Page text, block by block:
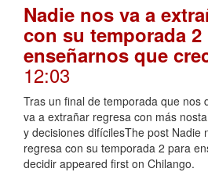
Nadie nos va a
con su temporada 2
enseñarnos que
12:03
Tras un final de temporada que nos
va a extrañar regresa con más
y decisiones difícilesThe post Nadie
regresa con su temporada 2 para
decidir appeared first on Chilango.